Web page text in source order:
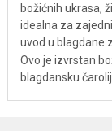
božićnih ukrasa,
idealna za
uvod u blagdane
Ovo je izvrstan
blagdansku